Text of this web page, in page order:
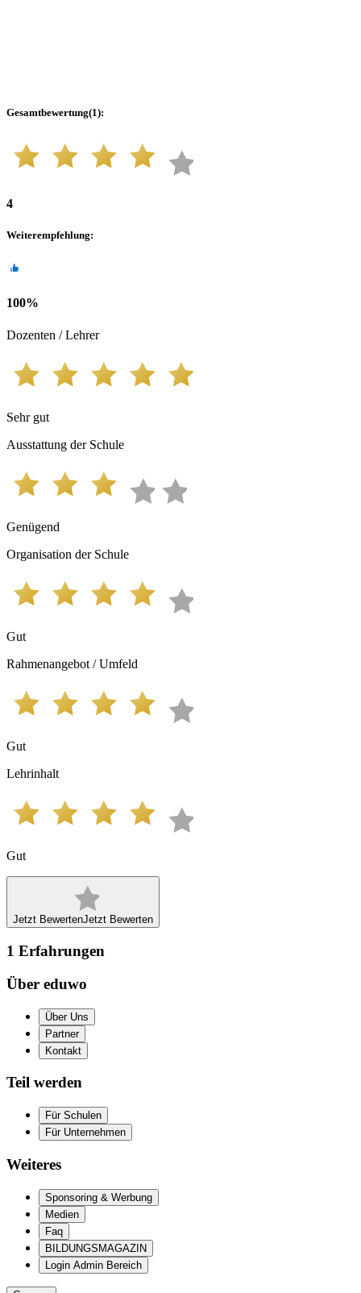
Gesamtbewertung(1):
4
Weiterempfehlung:
100%
Dozenten / Lehrer
Sehr gut
Ausstattung der Schule
Genügend
Organisation der Schule
Gut
Rahmenangebot / Umfeld
Gut
Lehrinhalt
Gut
Jetzt BewertenJetzt Bewerten
1 Erfahrungen
Über eduwo
Über Uns
Partner
Kontakt
Teil werden
Für Schulen
Für Unternehmen
Weiteres
Sponsoring & Werbung
Medien
Faq
BILDUNGSMAGAZIN
Login Admin Bereich